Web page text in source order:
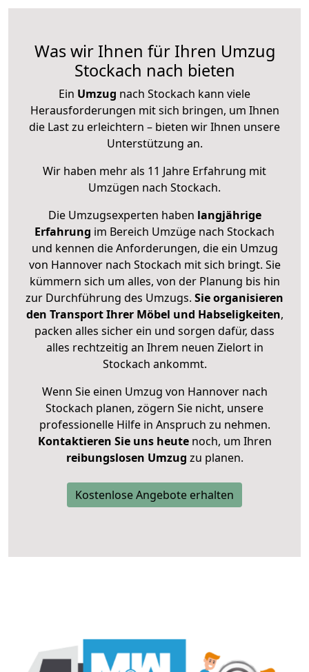
Was wir Ihnen für Ihren Umzug
Stockach nach bieten
Ein Umzug nach Stockach kann viele
Herausforderungen mit sich bringen, um Ihnen
die Last zu erleichtern – bieten wir Ihnen unsere
Unterstützung an.
Wir haben mehr als 11 Jahre Erfahrung mit
Umzügen nach Stockach.
Die Umzugsexperten haben langjährige
Erfahrung im Bereich Umzüge nach Stockach
und kennen die Anforderungen, die ein Umzug
von Hannover nach Stockach mit sich bringt. Sie
kümmern sich um alles, von der Planung bis hin
zur Durchführung des Umzugs. Sie organisieren
den Transport Ihrer Möbel und Habseligkeiten,
packen alles sicher ein und sorgen dafür, dass
alles rechtzeitig an Ihrem neuen Zielort in
Stockach ankommt.
Wenn Sie einen Umzug von Hannover nach
Stockach planen, zögern Sie nicht, unsere
professionelle Hilfe in Anspruch zu nehmen.
Kontaktieren Sie uns heutenoch, um Ihren
reibungslosen Umzug zu planen.
Kostenlose Angebote erhalten